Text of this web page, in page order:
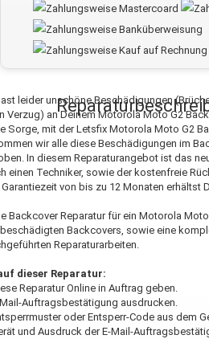
leider unschöne Beschädigungen
Verzug) an Deinem Motorola Moto G2
Sorge, mit der Letsfix Motorola Moto G2
wir alle diese Beschädigungen im
In diesem Reparaturangebot ist das
einen Techniker, sowie der kostenfreie
Garantiezeit von bis zu 12 Monaten erhältst
Backcover Reparatur für ein Motorola
Backcovers, sowie eine
Reparaturarbeiten.
dieser Reparatur:
Reparatur Online in Auftrag geben.
Auftragsbestätigung ausdrucken.
oder Entsperr-Code aus dem
und Ausdruck der E-Mail-